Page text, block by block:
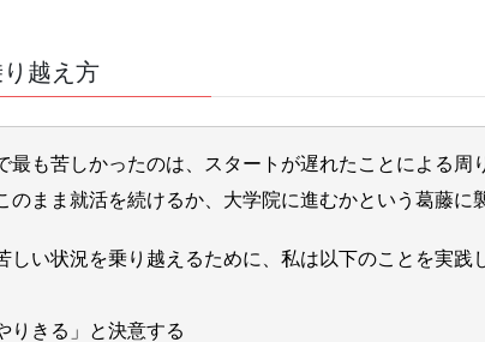
越え方
最も苦しかったのは、スタートが遅れたことによる
のまま就活を続けるか、大学院に進むかという葛藤に
しい状況を乗り越えるために、私は以下のことを実践
りきる」と決意する